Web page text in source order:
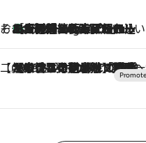
そおだよおこの関西おいしい、おやつ紀行1 Hour Ago
［大阪府箕面市］一皿一皿目の前で仕上げられる、料理を巧みに組み込んだアシェットデセールコース「ミチル アシェット デセール（Michiru assiette dessert）」
【CREA×星野リゾート】唯一無二。癒しと発見が待つ場所へ
2026.8.7
【トンボの足水浴】ヒノキの香りに包まれて涼感マックス！約13℃の湧水かけ流しを避暑地「星野温泉 トンボの湯」で体験